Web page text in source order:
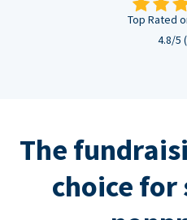
Top Rated
4.8/5
The
choice for